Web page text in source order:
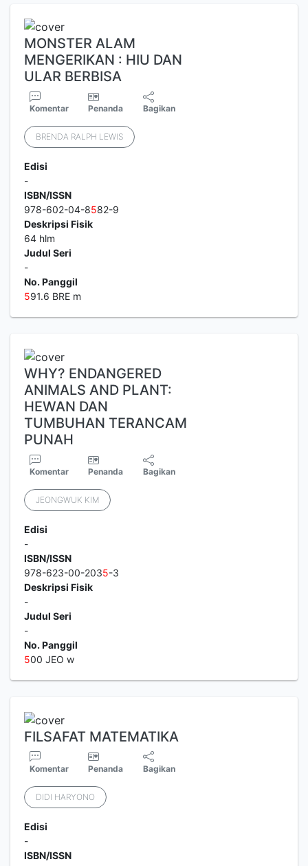
MONSTER ALAM
MENGERIKAN : HIU DAN
ULAR BERBISA
Komentar Penanda Bagikan
BRENDA RALPH LEWIS
Edisi
-
ISBN/ISSN
978-602-04-8582-9
Deskripsi Fisik
64 hlm
Judul Seri
-
No. Panggil
591.6 BRE m
WHY? ENDANGERED
ANIMALS AND PLANT:
HEWAN DAN
TUMBUHAN TERANCAM
PUNAH
Komentar Penanda Bagikan
JEONGWUK KIM
Edisi
-
ISBN/ISSN
978-623-00-2035-3
Deskripsi Fisik
-
Judul Seri
-
No. Panggil
500 JEO w
FILSAFAT MATEMATIKA
Komentar Penanda Bagikan
DIDI HARYONO
Edisi
-
ISBN/ISSN